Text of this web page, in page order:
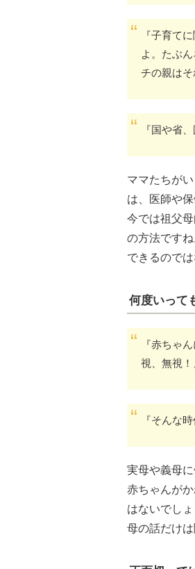
『子育て
よ。たぶ
チの親はそ
『国や省
ママたちが
は、医師や
今では祖父
の方法です
できるのでは
何度いって
『赤ちゃ
視、無視！
『そんな
実母や義母
赤ちゃんが
はないでし
母の話だけ